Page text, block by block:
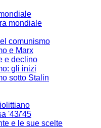
mondiale
comunismo
e Marx
e declino
gli inizi
sotto Stalin
'43/'45
e le sue scelte